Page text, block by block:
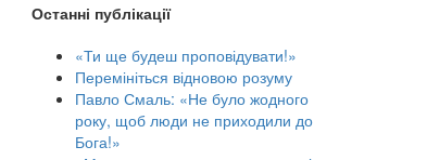
Останні публікації
«Ти ще будеш проповідувати!»
Перемініться відновою розуму
Павло Смаль: «Не було жодного
року, щоб люди не приходили до
Бога!»